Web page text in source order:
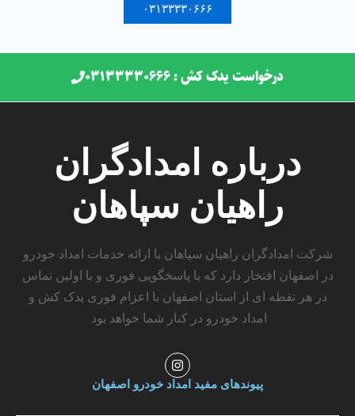
۰۳۱۳۳۳۳۰۶۶۶
درخواست یدک کش : ۰۳۱۳۳۳۳۰۶۶۶
درباره امدادگران
راهیان سپاهان
شرکت امدادگران راهیان سپاهان با ارائه خدمات امداد خودرو
در اصفهان افتخار دارد که با پاسخگویی فوری و با اولین تماس
در هر نقطه ای از استان اصفهان با اعزام فوری یدک کش و
امداد خودرو در کنار شما خواهد بود.
I
n
s
پیوندهای مفید امداد خودرو اصفهان